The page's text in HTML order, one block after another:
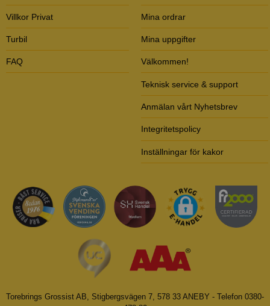
Villkor Privat
Turbil
FAQ
Mina ordrar
Mina uppgifter
Välkommen!
Teknisk service & support
Anmälan vårt Nyhetsbrev
Integritetspolicy
Inställningar för kakor
Torebrings Grossist AB, Stigbergsvägen 7, 578 33 ANEBY - Telefon 0380-